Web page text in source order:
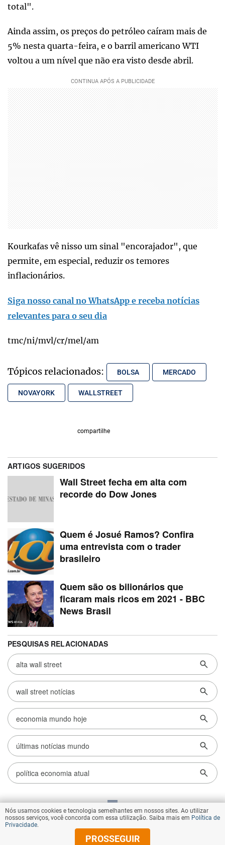
total".
Ainda assim, os preços do petróleo caíram mais de
5% nesta quarta-feira, e o barril americano WTI
voltou a um nível que não era visto desde abril.
Kourkafas vê nisso um sinal "encorajador", que
permite, em especial, reduzir os temores
inflacionários.
Siga nosso canal no WhatsApp e receba notícias
relevantes para o seu dia
tmc/ni/mvl/cr/mel/am
Tópicos relacionados: BOLSA MERCADO
NOVAYORK WALLSTREET
compartilhe
VOLTAR AO TOPO
© Copyright 2026 Diários Associados
Nós usamos cookies e tecnologia semelhantes em nossos sites. Ao utilizar
nossos serviços, você concorda com essa utilização. Saiba mais em Política de
Privacidade.
PROSSEGUIR